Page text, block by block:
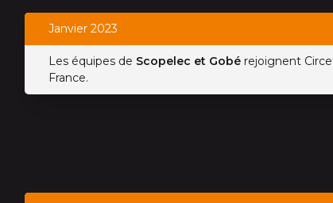
Janvier 2023
Les équipes de Scopelec et Gobé rejoignent
France.